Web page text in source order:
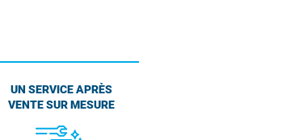
UN SERVICE APRÈS
VENTE SUR MESURE